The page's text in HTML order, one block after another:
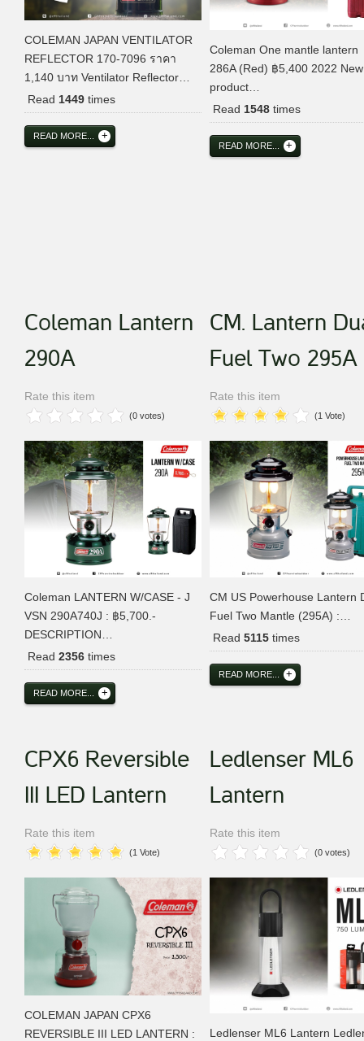
COLEMAN JAPAN VENTILATOR
REFLECTOR 170-7096 ราคา
1,140 บาท Ventilator Reflector…
Read 1449 times
READ MORE...
Coleman One mantle lantern
286A (Red) ฿5,400 2022 New
product…
Read 1548times
READ MORE...
Coleman Lantern
290A
Rate this item
(0 votes)
Coleman LANTERN W/CASE - J
VSN 290A740J : ฿5,700.-
DESCRIPTION…
Read 2356 times
READ MORE...
CM. Lantern
Fuel Two 295A
Rate this item
(1 Vote)
CM US Powerhouse Lantern
Fuel Two Mantle (295A) :…
Read 5115times
READ MORE...
CPX6 Reversible
III LED Lantern
Rate this item
(1 Vote)
COLEMAN JAPAN CPX6
REVERSIBLE III LED LANTERN :
Ledlenser ML6
Lantern
Rate this item
(0 votes)
Ledlenser ML6 Lantern